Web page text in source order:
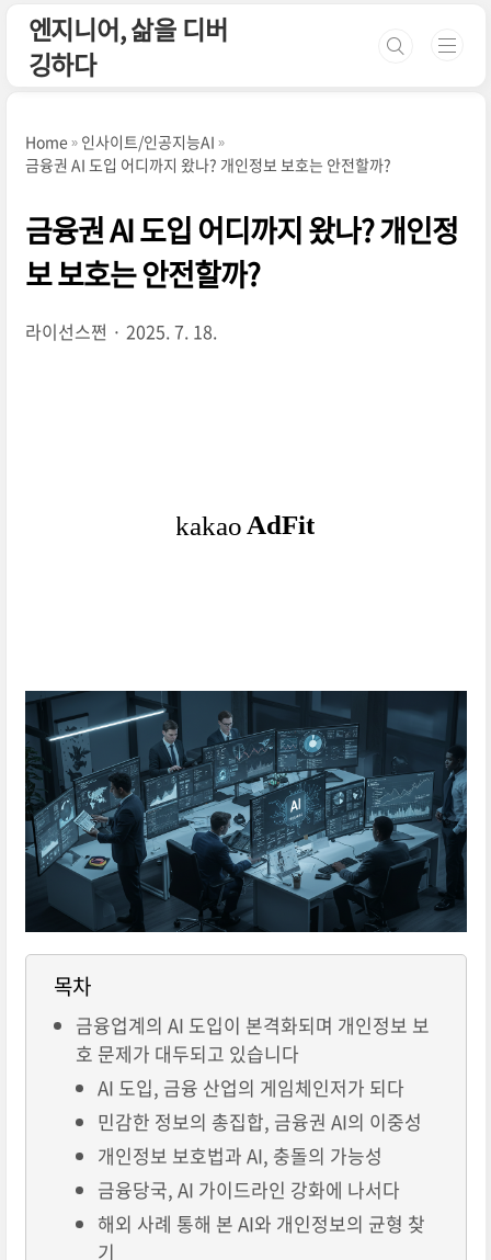
엔지니어, 삶을 디버
깅하다
Home
인사이트/인공지능AI
금융권 AI 도입 어디까지 왔나? 개인정보 보호는 안전할까?
금융권 AI 도입 어디까지 왔나? 개인정
보 보호는 안전할까?
라이선스쩐 2025. 7. 18.
목차
금융업계의 AI 도입이 본격화되며 개인정보 보
호 문제가 대두되고 있습니다
AI 도입, 금융 산업의 게임체인저가 되다
민감한 정보의 총집합, 금융권 AI의 이중성
개인정보 보호법과 AI, 충돌의 가능성
금융당국, AI 가이드라인 강화에 나서다
해외 사례 통해 본 AI와 개인정보의 균형 찾
기